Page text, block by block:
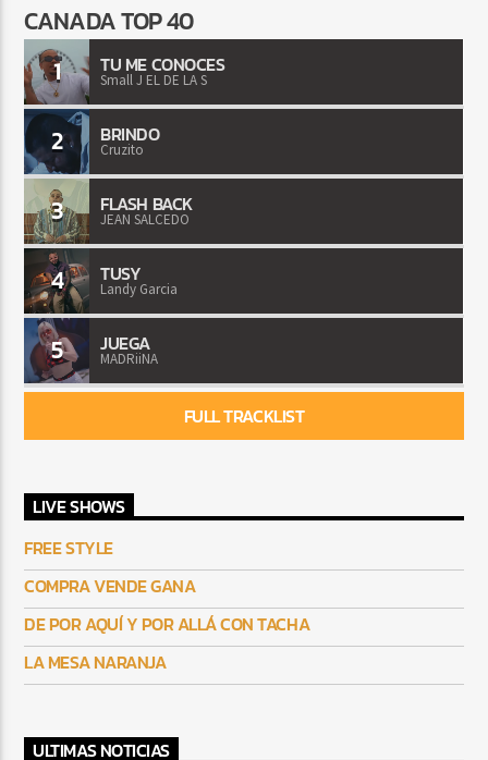
CANADA TOP 40
1 TU ME CONOCES
Small J EL DE LA S
2 BRINDO
Cruzito
3 FLASH BACK
JEAN SALCEDO
4 TUSY
Landy Garcia
5 JUEGA
MADRiiNA
FULL TRACKLIST
LIVE SHOWS
FREE STYLE
COMPRA VENDE GANA
DE POR AQUÍ Y POR ALLÁ CON TACHA
LA MESA NARANJA
ULTIMAS NOTICIAS